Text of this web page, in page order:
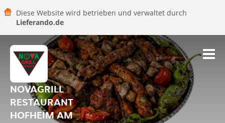
Diese Website wird betrieben und verwaltet durch
Lieferando.de
NOVAGRILL
RESTAURANT
HOFHEIM AM